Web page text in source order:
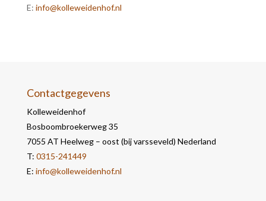
E: info@kolleweidenhof.nl
Contactgegevens
Kolleweidenhof
Bosboombroekerweg 35
7055 AT Heelweg – oost (bij varsseveld) Nederland
T: 0315-241449
E: info@kolleweidenhof.nl